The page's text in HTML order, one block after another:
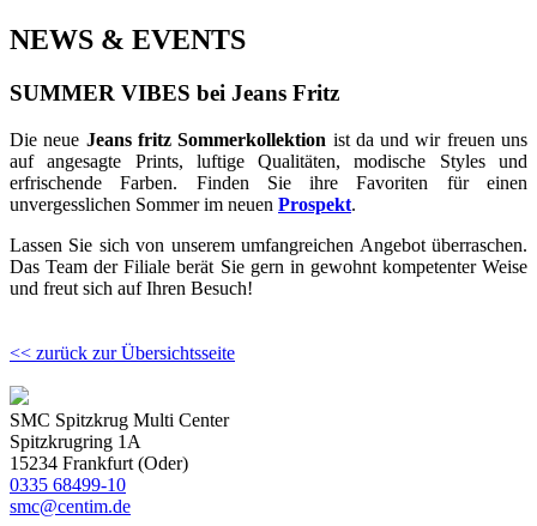
NEWS & EVENTS
SUMMER VIBES bei Jeans Fritz
Die neue Jeans fritz Sommerkollektion ist da und wir freuen uns
auf angesagte Prints, luftige Qualitäten, modische Styles und
erfrischende Farben. Finden Sie ihre Favoriten für einen
unvergesslichen Sommer im neuen Prospekt.
Lassen Sie sich von unserem umfangreichen Angebot überraschen.
Das Team der Filiale berät Sie gern in gewohnt kompetenter Weise
und freut sich auf Ihren Besuch!
<< zurück zur Übersichtsseite
SMC Spitzkrug Multi Center
Spitzkrugring 1A
15234 Frankfurt (Oder)
0335 68499-10
smc@centim.de